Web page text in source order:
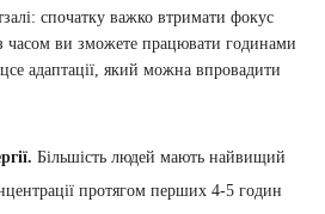
спочатку важко втримати фокус
часом ви зможете працювати годинами
адаптації, який можна впровадити
Більшість людей мають найвищий
протягом перших 4-5 годин